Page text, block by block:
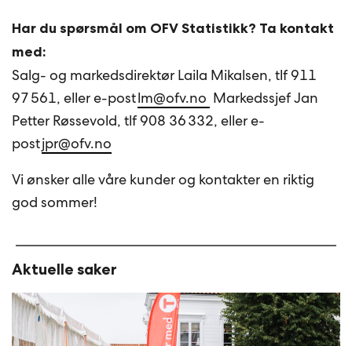
Har du spørsmål om OFV Statistikk? Ta kontakt
med:
Salg- og markedsdirektør Laila Mikalsen, tlf 911
97 561, eller e-postlm@ofv.no Markedssjef Jan
Petter Røssevold, tlf 908 36 332, eller e-
postjpr@ofv.no
Vi ønsker alle våre kunder og kontakter en riktig
god sommer!
Aktuelle saker